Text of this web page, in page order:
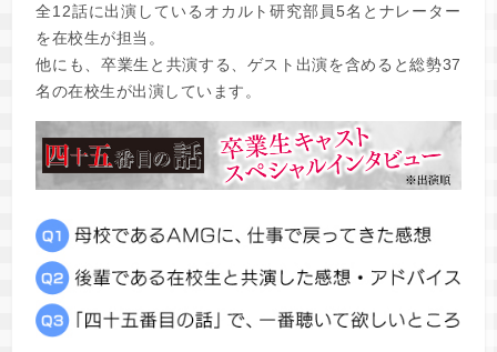
全12話に出演しているオカルト研究部員5名とナレーター
を在校生が担当。
他にも、卒業生と共演する、ゲスト出演を含めると総勢37
名の在校生が出演しています。